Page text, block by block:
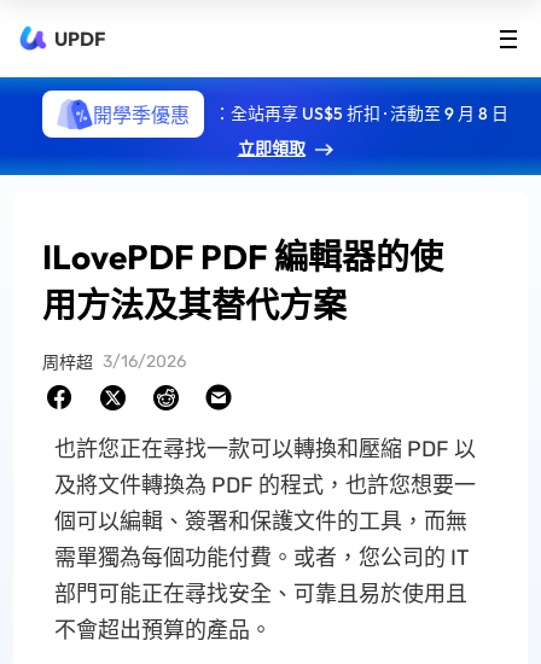
UPDF
開學季優惠
：全站再享 US$5 折扣 · 活動至 9 月 8 日
立即領取
ILovePDF PDF 編輯器的使
用方法及其替代方案
周梓超 3/16/2026
也許您正在尋找一款可以轉換和壓縮 PDF 以
及將文件轉換為 PDF 的程式，也許您想要一
個可以編輯、簽署和保護文件的工具，而無
需單獨為每個功能付費。或者，您公司的 IT
部門可能正在尋找安全、可靠且易於使用且
不會超出預算的產品。